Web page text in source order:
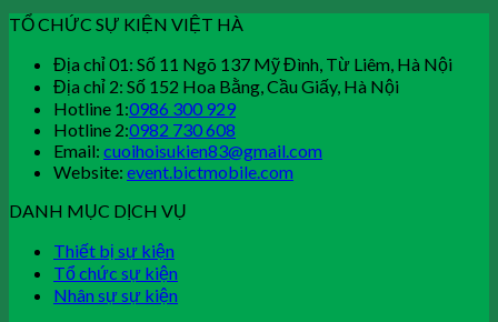
TỔ CHỨC SỰ KIỆN VIỆT HÀ
Địa chỉ 01: Số 11 Ngõ 137 Mỹ Đình, Từ Liêm, Hà Nội
Địa chỉ 2: Số 152 Hoa Bằng, Cầu Giấy, Hà Nội
Hotline 1:0986 300 929
Hotline 2:0982 730 608
Email: cuoihoisukien83@gmail.com
Website: event.bictmobile.com
DANH MỤC DỊCH VỤ
Thiết bị sự kiện
Tổ chức sự kiện
Nhân sự sự kiện